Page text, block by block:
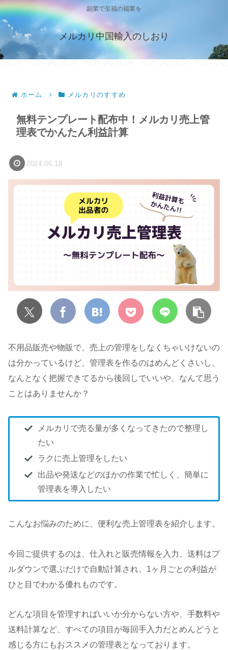
副業で至福の福業を
メルカリ中国輸入のしおり
ホーム メルカリのすすめ
無料テンプレート配布中！メルカリ売上管
理表でかんたん利益計算
2024.06.18
不用品販売や物販で、売上の管理をしなくちゃいけないの
は分かっているけど、管理表を作るのはめんどくさいし、
なんとなく把握できてるから後回しでいいや、なんて思う
ことはありませんか？
メルカリで売る量が多くなってきたので整理し
たい
ラクに売上管理をしたい
出品や発送などのほかの作業で忙しく、簡単に
管理表を導入したい
こんなお悩みのために、便利な売上管理表を紹介します。
今回ご提供するのは、仕入れと販売情報を入力、送料はプ
ルダウンで選ぶだけで自動計算され、1ヶ月ごとの利益が
ひと目でわかる優れものです。
どんな項目を管理すればいいか分からない方や、手数料や
送料計算など、すべての項目が毎回手入力だとめんどうと
感じる方にもおススメの管理表となっております。